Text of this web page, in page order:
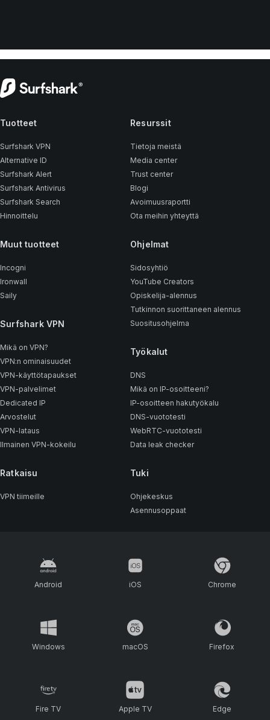
Tuotteet
Surfshark VPN
Alternative ID
Surfshark Alert
Surfshark Antivirus
Surfshark Search
Hinnoittelu
Muut tuotteet
Incogni
Ironwall
Saily
Surfshark VPN
Mikä on VPN?
VPN:n ominaisuudet
VPN-käyttötapaukset
VPN-palvelimet
Dedicated IP
Arvostelut
VPN-lataus
Ilmainen VPN-kokeilu
Ratkaisu
VPN tiimeille
Resurssit
Tietoja meistä
Media center
Trust center
Blogi
Avoimuusraportti
Ota meihin yhteyttä
Ohjelmat
Sidosyhtiö
YouTube Creators
Opiskelija-alennus
Tutkinnon suorittaneen alennus
Suositusohjelma
Työkalut
DNS
Mikä on IP-osoitteeni?
IP-osoitteen hakutyökalu
DNS-vuototesti
WebRTC-vuototesti
Data leak checker
Tuki
Ohjekeskus
Asennusoppaat
Android iOS Chrome
Windows macOS Firefox
Fire TV Apple TV Edge